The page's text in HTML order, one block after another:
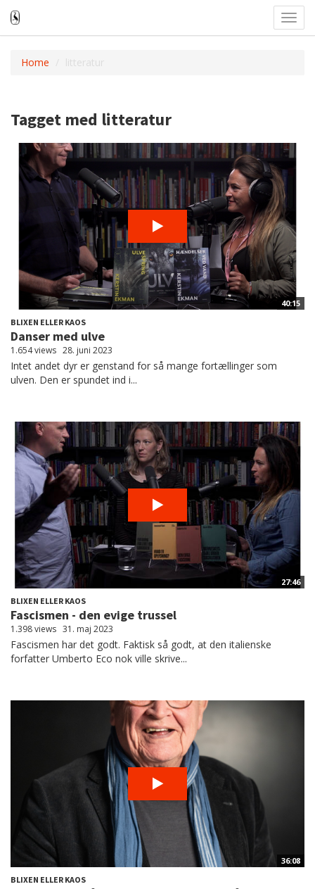
Home litteratur
Tagget med litteratur
40:15
BLIXEN ELLER KAOS
Danser med ulve
1.654 views 28. juni 2023
Intet andet dyr er genstand for så mange fortællinger som
ulven. Den er spundet ind i...
27:46
BLIXEN ELLER KAOS
Fascismen - den evige trussel
1.398 views 31. maj 2023
Fascismen har det godt. Faktisk så godt, at den italienske
forfatter Umberto Eco nok ville skrive...
36:08
BLIXEN ELLER KAOS